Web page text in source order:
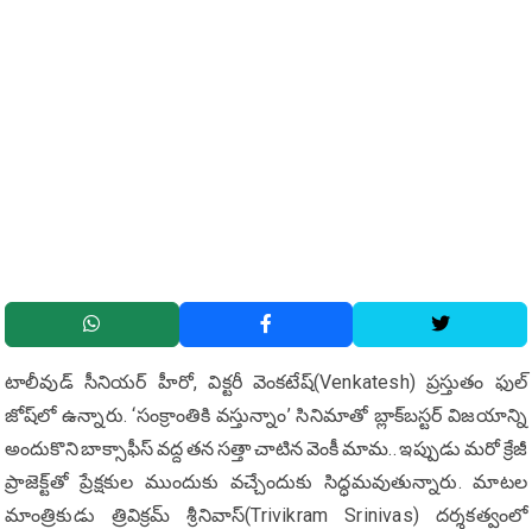
టాలీవుడ్ సీనియర్ హీరో, విక్టరీ వెంకటేష్(Venkatesh) ప్రస్తుతం ఫుల్
జోష్‌లో ఉన్నారు. ‘సంక్రాంతికి వస్తున్నాం’ సినిమాతో బ్లాక్‌బస్టర్ విజయాన్ని
అందుకొని బాక్సాఫీస్ వద్ద తన సత్తా చాటిన వెంకీ మామ.. ఇప్పుడు మరో క్రేజీ
ప్రాజెక్ట్‌తో ప్రేక్షకుల ముందుకు వచ్చేందుకు సిద్ధమవుతున్నారు. మాటల
మాంత్రికుడు త్రివిక్రమ్ శ్రీనివాస్(Trivikram Srinivas) దర్శకత్వంలో